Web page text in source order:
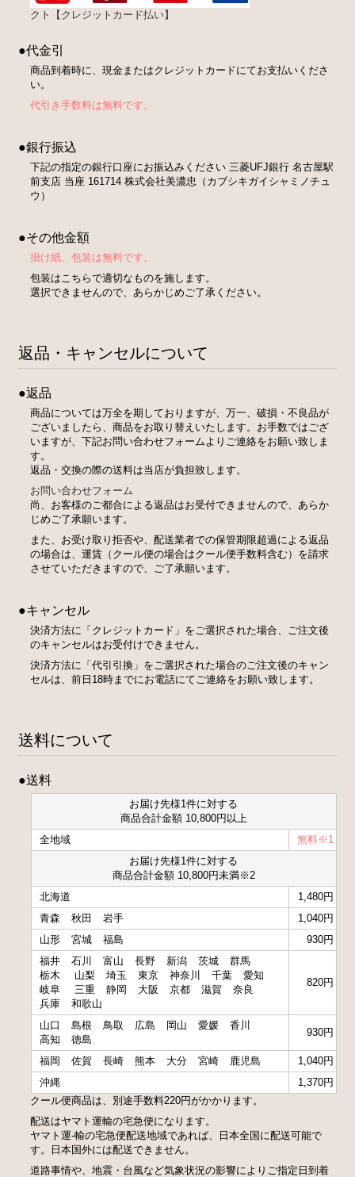
クト【クレジットカード払い】
●代金引
商品到着時に、現金またはクレジットカードにてお支払いくださ
い。
代引き手数料は無料です。
●銀行振込
下記の指定の銀行口座にお振込みください 三菱UFJ銀行 名古屋駅
前支店 当座 161714 株式会社美濃忠（カブシキガイシャミノチュ
ウ）
●その他金額
掛け紙、包装は無料です。
包装はこちらで適切なものを施します。
選択できませんので、あらかじめご了承ください。
返品・キャンセルについて
●返品
商品については万全を期しておりますが、万一、破損・不良品が
ございましたら、商品をお取り替えいたします。お手数ではござ
いますが、下記お問い合わせフォームよりご連絡をお願い致しま
す。
返品・交換の際の送料は当店が負担致します。
お問い合わせフォーム
尚、お客様のご都合による返品はお受付できませんので、あらか
じめご了承願います。
また、お受け取り拒否や、配送業者での保管期限超過による返品
の場合は、運賃（クール便の場合はクール便手数料含む）を請求
させていただきますので、ご了承願います。
●キャンセル
決済方法に「クレジットカード」をご選択された場合、ご注文後
のキャンセルはお受付けできません。
決済方法に「代引引換」をご選択された場合のご注文後のキャン
セルは、前日18時までにお電話にてご連絡をお願い致します。
送料について
●送料
お届け先様1件に対する
商品合計金額 10,800円以上
全地域
無料※1
お届け先様1件に対する
商品合計金額 10,800円未満※2
北海道
1,480円
青森
秋田 岩手
1,040円
山形
宮城 福島
930円
福井
石川 富山 長野 新潟 茨城
群馬
栃木
山梨 埼玉 東京 神奈川 千葉
愛知
岐阜
三重 静岡 大阪 京都 滋賀
奈良
兵庫
和歌山
820円
山口 島根 鳥取 広島 岡山 愛媛
香川
高知
徳島
930円
福岡 佐賀 長崎 熊本 大分 宮崎 鹿児島
1,040円
沖縄
1,370円
クール便商品は、別途手数料220円がかかります。
配送はヤマト運輸の宅急便になります。
ヤマト運-輸の宅急便配送地域であれば、日本全国に配送可能で
す。日本国外には配送できません。
道路事情や、地震・台風など気象状況の影響によりご指定日到着